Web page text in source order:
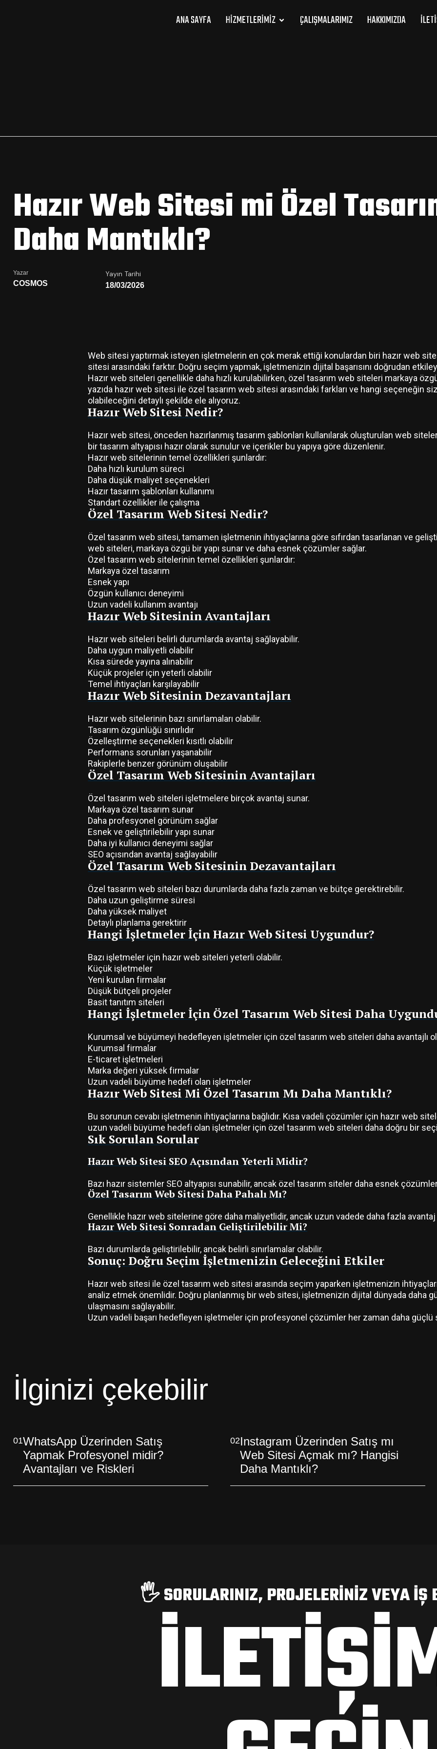
ANA SAYFA HIZMETLERIMIZ ÇALIŞMALARIMIZ HAKKIMIZDA
Hazır Web Sitesi mi Özel
Daha Mantıklı?
Yazar
COSMOS
Yayın Tarihi
18/03/2026
Web sitesi yaptırmak isteyen işletmelerin en çok merak ettiği konulardan biri hazır web
sitesi arasındaki farktır. Doğru seçim yapmak, işletmenizin dijital başarısını doğrudan
Hazır web siteleri genellikle daha hızlı kurulabilirken, özel tasarım web siteleri markaya
yazıda hazır web sitesi ile özel tasarım web sitesi arasındaki farkları ve hangi seçeneğin
olabileceğini detaylı şekilde ele alıyoruz.
Hazır Web Sitesi Nedir?
Hazır web sitesi, önceden hazırlanmış tasarım şablonları kullanılarak oluşturulan web
bir tasarım altyapısı hazır olarak sunulur ve içerikler bu yapıya göre düzenlenir.
Hazır web sitelerinin temel özellikleri şunlardır:
Daha hızlı kurulum süreci
Daha düşük maliyet seçenekleri
Hazır tasarım şablonları kullanımı
Standart özellikler ile çalışma
Özel Tasarım Web Sitesi Nedir?
Özel tasarım web sitesi, tamamen işletmenin ihtiyaçlarına göre sıfırdan tasarlanan ve
web siteleri, markaya özgü bir yapı sunar ve daha esnek çözümler sağlar.
Özel tasarım web sitelerinin temel özellikleri şunlardır:
Markaya özel tasarım
Esnek yapı
Özgün kullanıcı deneyimi
Uzun vadeli kullanım avantajı
Hazır Web Sitesinin Avantajları
Hazır web siteleri belirli durumlarda avantaj sağlayabilir.
Daha uygun maliyetli olabilir
Kısa sürede yayına alınabilir
Küçük projeler için yeterli olabilir
Temel ihtiyaçları karşılayabilir
Hazır Web Sitesinin Dezavantajları
Hazır web sitelerinin bazı sınırlamaları olabilir.
Tasarım özgünlüğü sınırlıdır
Özelleştirme seçenekleri kısıtlı olabilir
Performans sorunları yaşanabilir
Rakiplerle benzer görünüm oluşabilir
Özel Tasarım Web Sitesinin Avantajları
Özel tasarım web siteleri işletmelere birçok avantaj sunar.
Markaya özel tasarım sunar
Daha profesyonel görünüm sağlar
Esnek ve geliştirilebilir yapı sunar
Daha iyi kullanıcı deneyimi sağlar
SEO açısından avantaj sağlayabilir
Özel Tasarım Web Sitesinin Dezavantajları
Özel tasarım web siteleri bazı durumlarda daha fazla zaman ve bütçe gerektirebilir.
Daha uzun geliştirme süresi
Daha yüksek maliyet
Detaylı planlama gerektirir
Hangi İşletmeler İçin Hazır Web Sitesi Uygundur?
Bazı işletmeler için hazır web siteleri yeterli olabilir.
Küçük işletmeler
Yeni kurulan firmalar
Düşük bütçeli projeler
Basit tanıtım siteleri
Hangi İşletmeler İçin Özel Tasarım Web Sitesi Daha
Kurumsal ve büyümeyi hedefleyen işletmeler için özel tasarım web siteleri daha avantajlı
Kurumsal firmalar
E-ticaret işletmeleri
Marka değeri yüksek firmalar
Uzun vadeli büyüme hedefi olan işletmeler
Hazır Web Sitesi Mi Özel Tasarım Mı Daha Mantıklı?
Bu sorunun cevabı işletmenin ihtiyaçlarına bağlıdır. Kısa vadeli çözümler için hazır web
uzun vadeli büyüme hedefi olan işletmeler için özel tasarım web siteleri daha doğru bir
Sık Sorulan Sorular
Hazır Web Sitesi SEO Açısından Yeterli Midir?
Bazı hazır sistemler SEO altyapısı sunabilir, ancak özel tasarım siteler daha esnek
Özel Tasarım Web Sitesi Daha Pahalı Mı?
Genellikle hazır web sitelerine göre daha maliyetlidir, ancak uzun vadede daha fazla
Hazır Web Sitesi Sonradan Geliştirilebilir Mi?
Bazı durumlarda geliştirilebilir, ancak belirli sınırlamalar olabilir.
Sonuç: Doğru Seçim İşletmenizin Geleceğini Etkiler
Hazır web sitesi ile özel tasarım web sitesi arasında seçim yaparken işletmenizin
analiz etmek önemlidir. Doğru planlanmış bir web sitesi, işletmenizin dijital dünyada daha
ulaşmasını sağlayabilir.
Uzun vadeli başarı hedefleyen işletmeler için profesyonel çözümler her zaman daha güçlü
İlginizi çekebilir
01WhatsApp Üzerinden Satış
Yapmak Profesyonel midir?
Avantajları ve Riskleri
02Instagram Üzerinden Satış mı
Web Sitesi Açmak mı? Hangisi
Daha Mantıklı?
🖐️ SORULARINIZ, PROJELERINIZ VEYA IŞ